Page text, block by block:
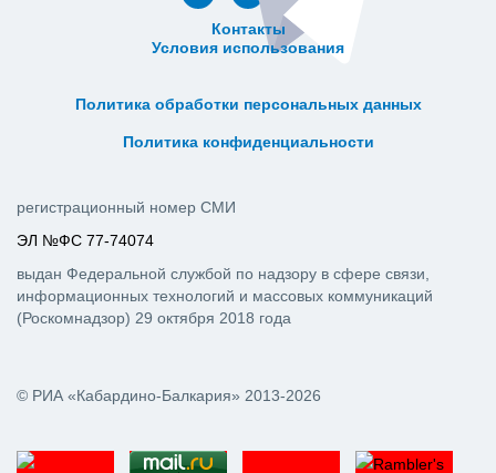
Контакты
Условия использования
Политика обработки персональных данных
Политика конфиденциальности
© РИА «Кабардино-Балкария» 2013-2026
регистрационный номер СМИ
ЭЛ №ФС 77-74074
выдан Федеральной службой по надзору в сфере связи,
информационных технологий и массовых коммуникаций
(Роскомнадзор) 29 октября 2018 года